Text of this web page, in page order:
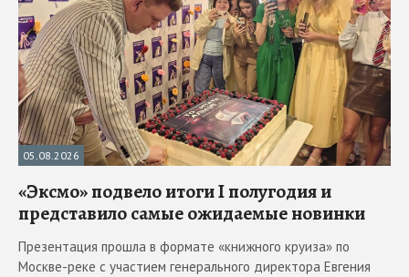
05.08.2026
«Эксмо» подвело итоги I полугодия и
представило самые ожидаемые новинки
Презентация прошла в формате «книжного круиза» по
Москве-реке с участием генерального директора Евгения